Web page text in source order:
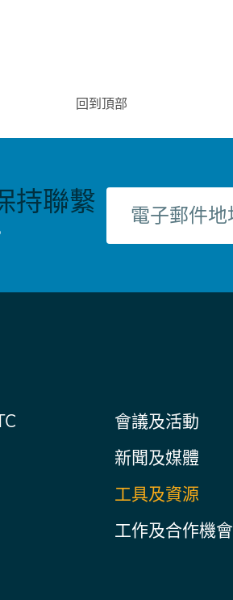
回到頂部
持聯繫
電
Secondary
會議及活動
新聞及媒體
工具及資源
工作及合作機會